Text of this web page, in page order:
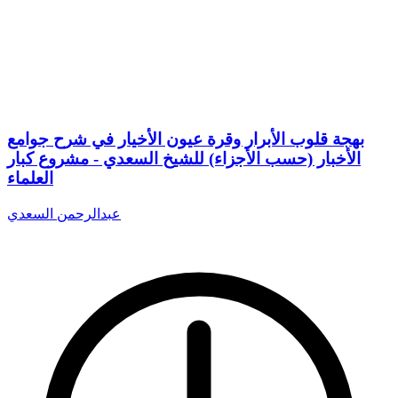
بهجة قلوب الأبرار وقرة عيون الأخيار في شرح جوامع
الأخبار (حسب الأجزاء) للشيخ السعدي - مشروع كبار
العلماء
عبدالرحمن السعدي